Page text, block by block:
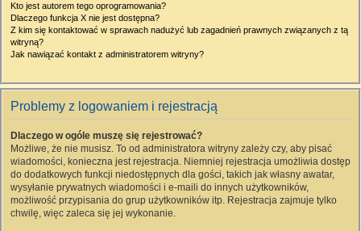
Kto jest autorem tego oprogramowania?
Dlaczego funkcja X nie jest dostępna?
Z kim się kontaktować w sprawach nadużyć lub zagadnień prawnych związanych z tą
witryną?
Jak nawiązać kontakt z administratorem witryny?
Problemy z logowaniem i rejestracją
Dlaczego w ogóle muszę się rejestrować?
Możliwe, że nie musisz. To od administratora witryny zależy czy, aby pisać
wiadomości, konieczna jest rejestracja. Niemniej rejestracja umożliwia dostęp
do dodatkowych funkcji niedostępnych dla gości, takich jak własny awatar,
wysyłanie prywatnych wiadomości i e-maili do innych użytkowników,
możliwość przypisania do grup użytkowników itp. Rejestracja zajmuje tylko
chwilę, więc zaleca się jej wykonanie.